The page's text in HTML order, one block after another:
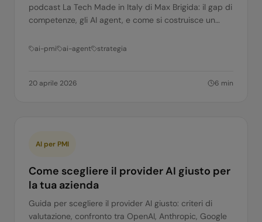
podcast La Tech Made in Italy di Max Brigida: il gap di
competenze, gli AI agent, e come si costruisce un
ai-pmi ai-agent strategia
20 aprile 2026 6 min
AI per PMI
Come scegliere il provider AI giusto per
la tua azienda
Guida per scegliere il provider AI giusto: criteri di
valutazione, confronto tra OpenAI, Anthropic, Google